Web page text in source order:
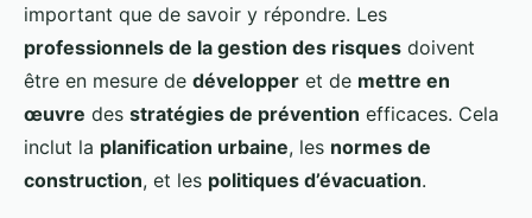
important que de savoir y répondre. Les
professionnels de la gestion des risques doivent
être en mesure de développer et de mettre en
œuvre des stratégies de prévention efficaces. Cela
inclut la planification urbaine, les normes de
construction, et les politiques d’évacuation.